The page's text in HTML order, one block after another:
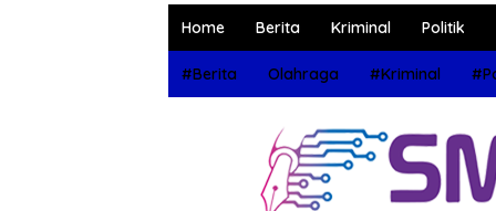
Home Berita Kriminal Politik
#Berita Olahraga #Kriminal